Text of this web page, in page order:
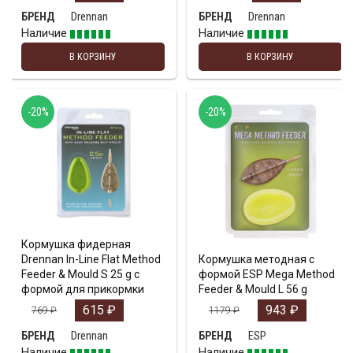
БРЕНД
Drennan
Наличие
В КОРЗИНУ
БРЕНД
Drennan
Наличие
В КОРЗИНУ
Кормушка фидерная
Drennan In-Line Flat Method
Feeder & Mould S 25 g с
формой для прикормки
769₽ 615 ₽
БРЕНД
Drennan
-20%
Кормушка методная с
формой ESP Mega Method
Feeder & Mould L 56 g
1179₽ 943 ₽
БРЕНД
ESP
-20%